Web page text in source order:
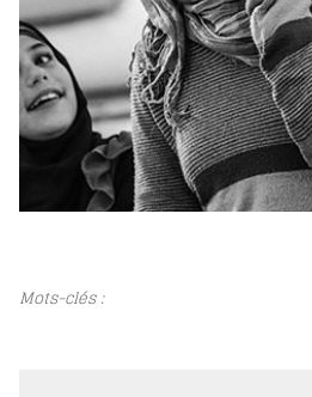
Mots-clés :